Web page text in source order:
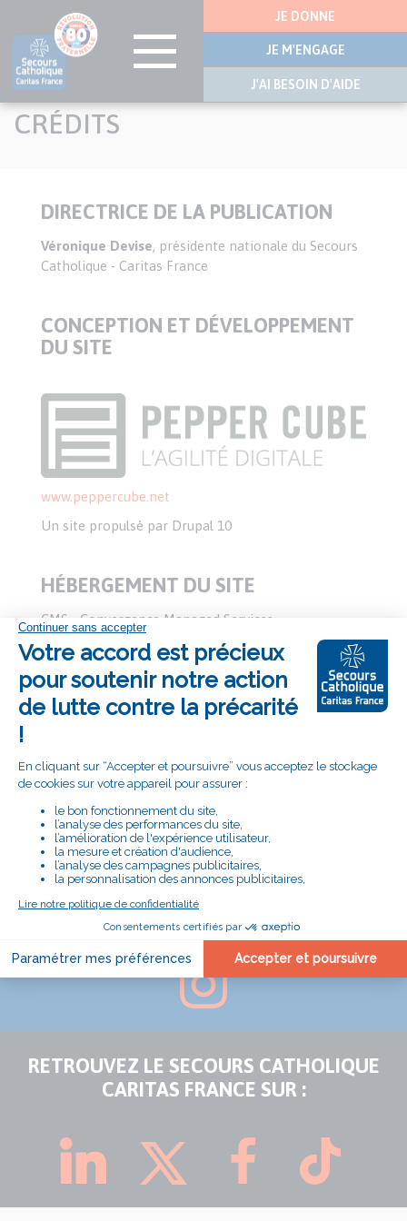
Aller
latérale
JE DONNE
JE M'ENGAGE
J'AI BESOIN D'AIDE
CRÉDITS
Texte
DIRECTRICE DE LA PUBLICATION
Véronique Devise, présidente nationale du Secours
Catholique - Caritas France
CONCEPTION ET DÉVELOPPEMENT
DU SITE
www.peppercube.net
Un site propulsé par Drupal 10
HÉBERGEMENT DU SITE
CMS - Convergence Managed Services
www.cms-france.net
2/4 rue Nieuport, 78140 Vélizy Villacoublay - Tél. : 01
74 07 41 00
SUIVEZ LA DÉLÉGATION D'EURE-ET-LOIR
SUR :
RETROUVEZ LE SECOURS CATHOLIQUE
CARITAS FRANCE SUR :